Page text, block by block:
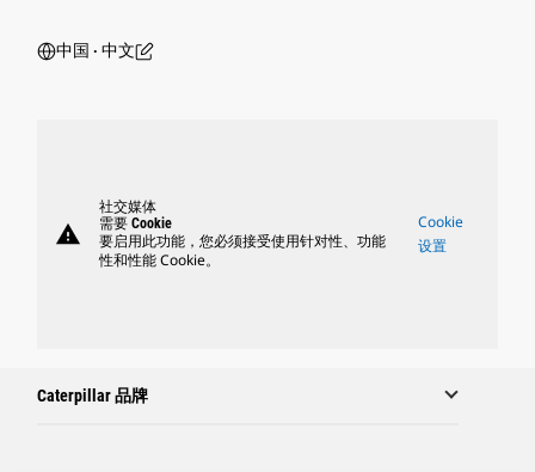
中国 ‧ 中文
warning
社交媒体
需要 Cookie
要启用此功能，您必须接受使用针对性、功能
性和性能 Cookie。
Cookie
设置
Caterpillar 品牌